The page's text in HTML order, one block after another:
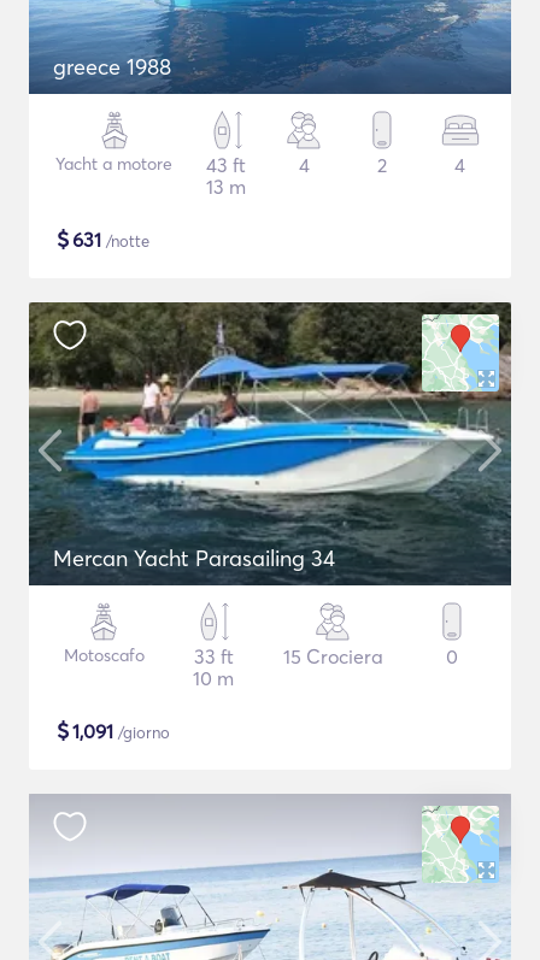
greece 1988
Yacht a motore
43 ft
13 m
4 2 4
$631 /notte
Mercan Yacht Parasailing 34
Motoscafo
33 ft
10 m
15 Crociera 0
$1,091 /giorno